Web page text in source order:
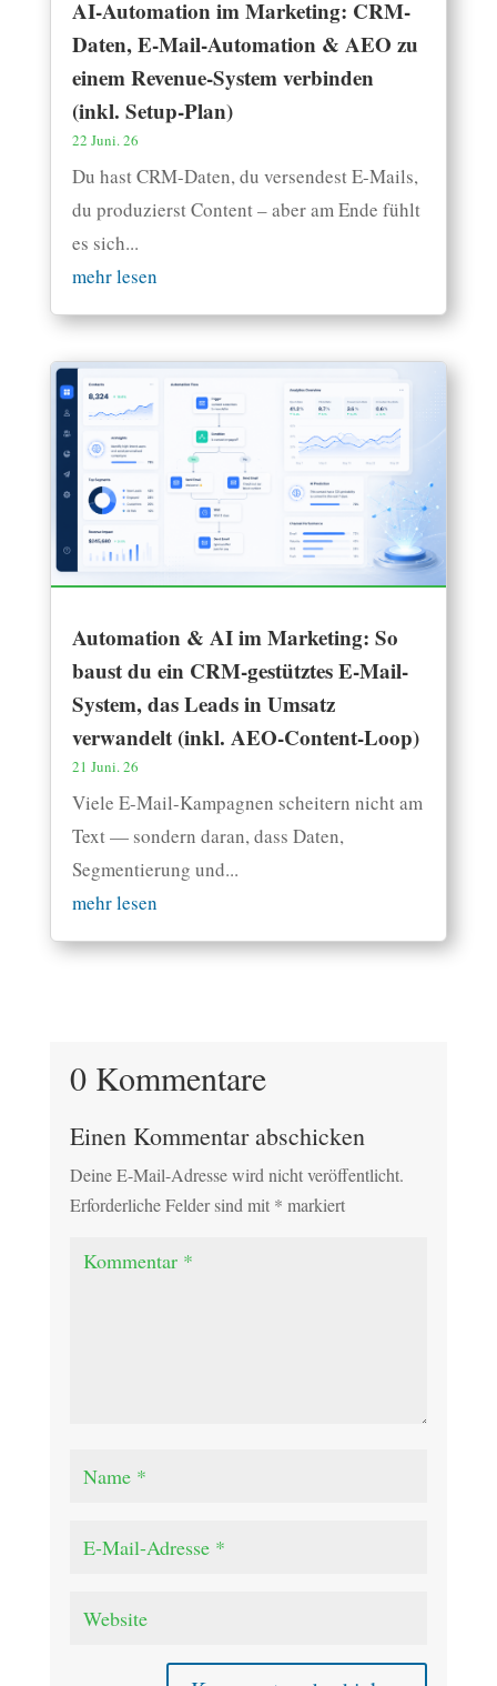
AI-Automation im Marketing: CRM-
Daten, E-Mail-Automation & AEO zu
einem Revenue-System verbinden
(inkl. Setup-Plan)
22 Juni. 26
Du hast CRM-Daten, du versendest E-Mails,
du produzierst Content – aber am Ende fühlt
es sich...
mehr lesen
Automation & AI im Marketing: So
baust du ein CRM-gestütztes E-Mail-
System, das Leads in Umsatz
verwandelt (inkl. AEO-Content-Loop)
21 Juni. 26
Viele E-Mail-Kampagnen scheitern nicht am
Text — sondern daran, dass Daten,
Segmentierung und...
mehr lesen
0 Kommentare
Einen Kommentar abschicken
Deine E-Mail-Adresse wird nicht veröffentlicht.
Erforderliche Felder sind mit * markiert